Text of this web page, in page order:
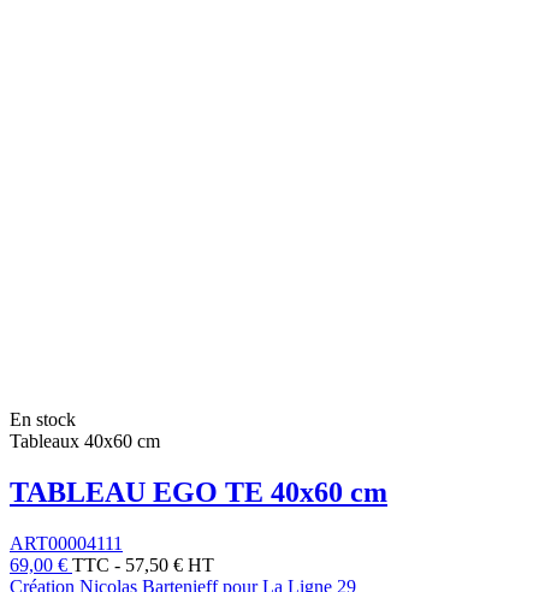
En stock
Tableaux 40x60 cm
TABLEAU EGO TE 40x60 cm
ART00004111
69,00 € TTC - 57,50 € HT
Création Nicolas Bartenieff pour La Ligne 29